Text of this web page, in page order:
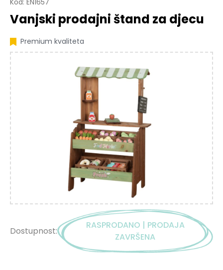
Kod: EN1657
Vanjski prodajni štand za djecu
Premium kvaliteta
Dostupnost:
RASPRODANO | PRODAJA
ZAVRŠENA